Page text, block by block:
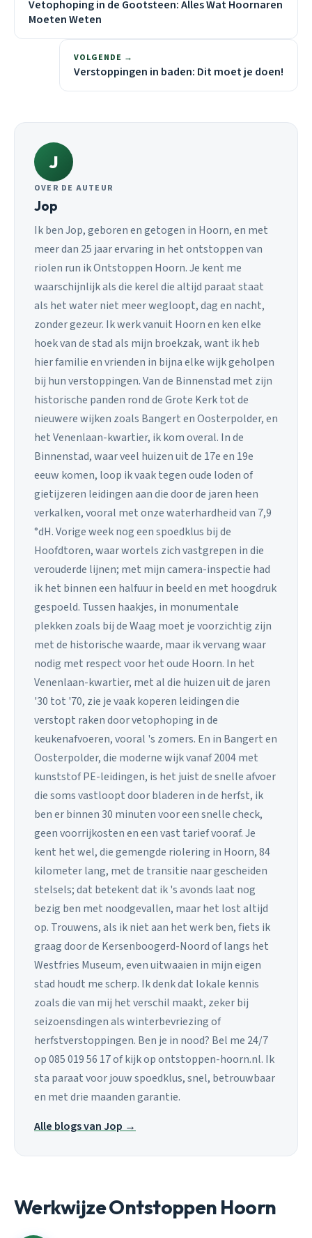
Vetophoping in de Gootsteen: Alles Wat Hoornaren
Moeten Weten
VOLGENDE →
Verstoppingen in baden: Dit moet je doen!
J
OVER DE AUTEUR
Jop
Ik ben Jop, geboren en getogen in Hoorn, en met
meer dan 25 jaar ervaring in het ontstoppen van
riolen run ik Ontstoppen Hoorn. Je kent me
waarschijnlijk als die kerel die altijd paraat staat
als het water niet meer wegloopt, dag en nacht,
zonder gezeur. Ik werk vanuit Hoorn en ken elke
hoek van de stad als mijn broekzak, want ik heb
hier familie en vrienden in bijna elke wijk geholpen
bij hun verstoppingen. Van de Binnenstad met zijn
historische panden rond de Grote Kerk tot de
nieuwere wijken zoals Bangert en Oosterpolder, en
het Venenlaan-kwartier, ik kom overal. In de
Binnenstad, waar veel huizen uit de 17e en 19e
eeuw komen, loop ik vaak tegen oude loden of
gietijzeren leidingen aan die door de jaren heen
verkalken, vooral met onze waterhardheid van 7,9
°dH. Vorige week nog een spoedklus bij de
Hoofdtoren, waar wortels zich vastgrepen in die
verouderde lijnen; met mijn camera-inspectie had
ik het binnen een halfuur in beeld en met hoogdruk
gespoeld. Tussen haakjes, in monumentale
plekken zoals bij de Waag moet je voorzichtig zijn
met de historische waarde, maar ik vervang waar
nodig met respect voor het oude Hoorn. In het
Venenlaan-kwartier, met al die huizen uit de jaren
'30 tot '70, zie je vaak koperen leidingen die
verstopt raken door vetophoping in de
keukenafvoeren, vooral 's zomers. En in Bangert en
Oosterpolder, die moderne wijk vanaf 2004 met
kunststof PE-leidingen, is het juist de snelle afvoer
die soms vastloopt door bladeren in de herfst, ik
ben er binnen 30 minuten voor een snelle check,
geen voorrijkosten en een vast tarief vooraf. Je
kent het wel, die gemengde riolering in Hoorn, 84
kilometer lang, met de transitie naar gescheiden
stelsels; dat betekent dat ik 's avonds laat nog
bezig ben met noodgevallen, maar het lost altijd
op. Trouwens, als ik niet aan het werk ben, fiets ik
graag door de Kersenboogerd-Noord of langs het
Westfries Museum, even uitwaaien in mijn eigen
stad houdt me scherp. Ik denk dat lokale kennis
zoals die van mij het verschil maakt, zeker bij
seizoensdingen als winterbevriezing of
herfstverstoppingen. Ben je in nood? Bel me 24/7
op 085 019 56 17 of kijk op ontstoppen-hoorn.nl. Ik
sta paraat voor jouw spoedklus, snel, betrouwbaar
en met drie maanden garantie.
Alle blogs van Jop →
Werkwijze Ontstoppen Hoorn